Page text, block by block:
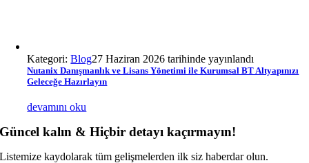
Kategori:Blog27 Haziran 2026 tarihinde yayınlandı
Nutanix Danışmanlık ve Lisans Yönetimi ile Kurumsal BT Altyapınızı
Geleceğe Hazırlayın
devamını oku
Güncel kalın & Hiçbir detayı kaçırmayın!
Listemize kaydolarak tüm gelişmelerden ilk siz haberdar olun.